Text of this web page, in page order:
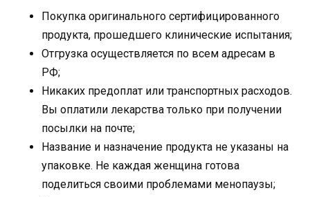
Покупка оригинального сертифицированного
продукта, прошедшего клинические испытания;
Отгрузка осуществляется по всем адресам в
РФ;
Никаких предоплат или транспортных расходов.
Вы оплатили лекарства только при получении
посылки на почте;
Название и назначение продукта не указаны на
упаковке. Не каждая женщина готова
поделиться своими проблемами менопаузы;